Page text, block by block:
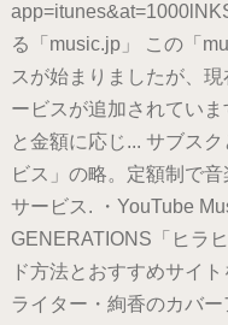
る「music.jp」 この「
スが始まりましたが、
ービスが追加されてい
と金額に応じ... サブス
ビス」の略。定額制で
サービス. ・YouTube
GENERATIONS「ヒラ
ド方法とおすすめサイ
ライター・絢香のカバ